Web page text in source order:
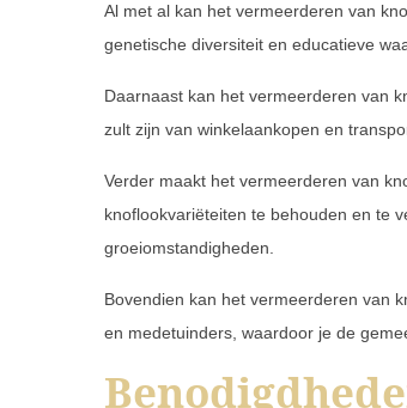
Al met al kan het vermeerderen van
genetische diversiteit en educatieve
Daarnaast kan het vermeerderen van
zult zijn van winkelaankopen en
Verder maakt het vermeerderen van
knoflookvariëteiten te behouden en te
groeiomstandigheden.
Bovendien kan het vermeerderen van
en medetuinders, waardoor je de